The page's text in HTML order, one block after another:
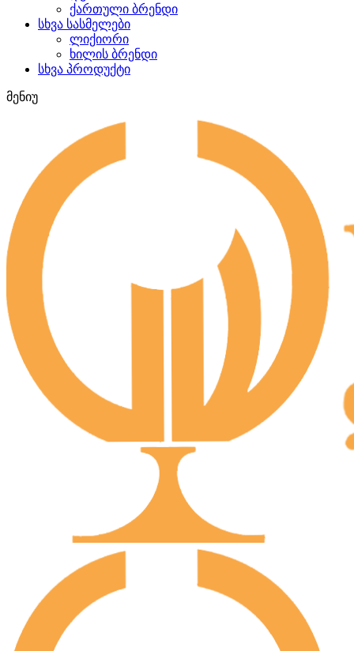
ქართული ბრენდი
სხვა სასმელები
ლიქიორი
ხილის ბრენდი
სხვა პროდუქტი
მენიუ